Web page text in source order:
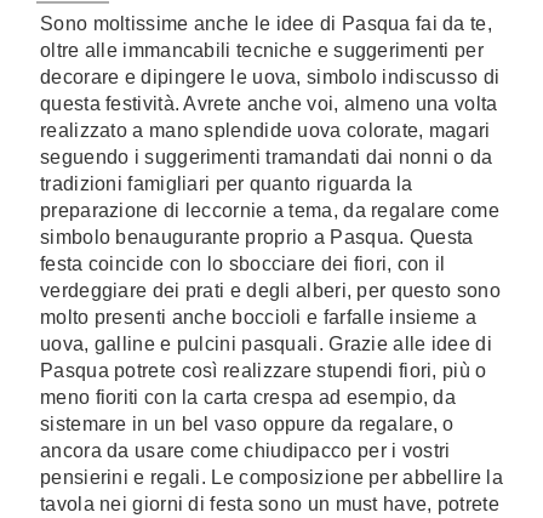
Sono moltissime anche le idee di Pasqua fai da te,
oltre alle immancabili tecniche e suggerimenti per
decorare e dipingere le uova, simbolo indiscusso di
questa festività. Avrete anche voi, almeno una volta
realizzato a mano splendide uova colorate, magari
seguendo i suggerimenti tramandati dai nonni o da
tradizioni famigliari per quanto riguarda la
preparazione di leccornie a tema, da regalare come
simbolo benaugurante proprio a Pasqua. Questa
festa coincide con lo sbocciare dei fiori, con il
verdeggiare dei prati e degli alberi, per questo sono
molto presenti anche boccioli e farfalle insieme a
uova, galline e pulcini pasquali. Grazie alle idee di
Pasqua potrete così realizzare stupendi fiori, più o
meno fioriti con la carta crespa ad esempio, da
sistemare in un bel vaso oppure da regalare, o
ancora da usare come chiudipacco per i vostri
pensierini e regali. Le composizione per abbellire la
tavola nei giorni di festa sono un must have, potrete